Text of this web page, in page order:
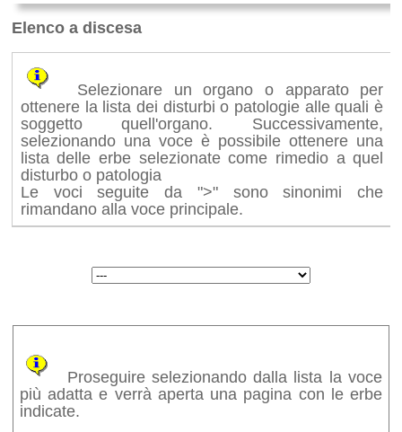
Elenco a discesa
Selezionare un organo o apparato per
ottenere la lista dei disturbi o patologie alle quali è
soggetto quell'organo. Successivamente,
selezionando una voce è possibile ottenere una
lista delle erbe selezionate come rimedio a quel
disturbo o patologia
Le voci seguite da ">" sono sinonimi che
rimandano alla voce principale.
Proseguire selezionando dalla lista la voce
più adatta e verrà aperta una pagina con le erbe
indicate.